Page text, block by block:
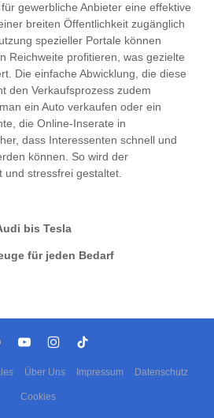
gewerbliche Anbieter eine effektive
breiten Öffentlichkeit zugänglich
spezieller Portale können
Reichweite profitieren, was gezielte
Die einfache Abwicklung, die diese
den Verkaufsprozess zudem
ein Auto verkaufen oder ein
die Online-Inserate in
dass Interessenten schnell und
können. So wird der
und stressfrei gestaltet.
bis Tesla
für jeden Bedarf
Über Uns Impressum Datenschutz
Cookies